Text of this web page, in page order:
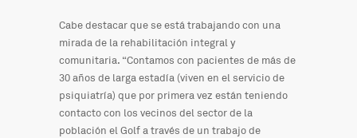
Cabe destacar que se está trabajando con una
mirada de la rehabilitación integral y
comunitaria. “Contamos con pacientes de más de
30 años de larga estadía (viven en el servicio de
psiquiatría) que por primera vez están teniendo
contacto con los vecinos del sector de la
población el Golf a través de un trabajo de